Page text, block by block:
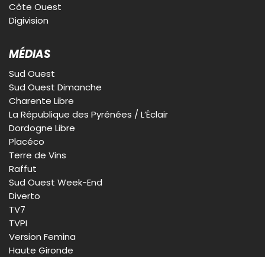
Côte Ouest
Digivision
MÉDIAS
Sud Ouest
Sud Ouest Dimanche
Charente Libre
La République des Pyrénées / L’Éclair
Dordogne Libre
Placéco
Terre de Vins
Raffut
Sud Ouest Week-End
Diverto
TV7
TVPI
Version Femina
Haute Gironde